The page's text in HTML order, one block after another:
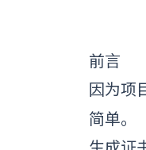
前言
因为项
简单。